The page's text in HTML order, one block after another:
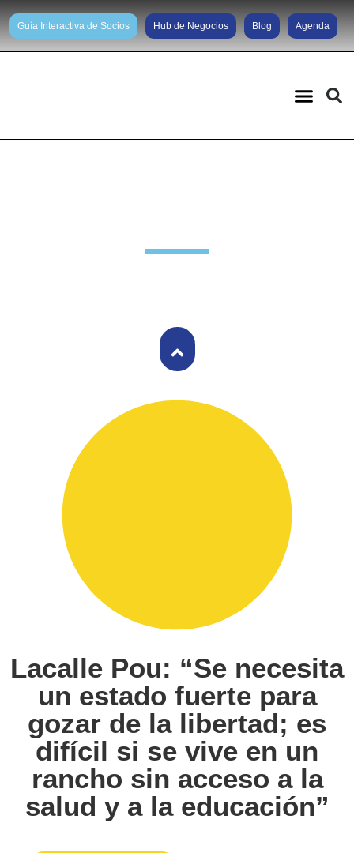
Guía Interactiva de Socios Hub de Negocios Blog Agenda
Lacalle Pou: “Se necesita
un estado fuerte para
gozar de la libertad; es
difícil si se vive en un
rancho sin acceso a la
salud y a la educación”